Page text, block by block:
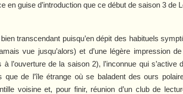
en guise d’introduction que ce début de saison 3 de
transcendant puisqu’en dépit des habituels
vue jusqu’alors) et d’une légère impression
l’ouverture de la saison 2), l’inconnue qui
que de l’île étrange où se baladent des ours
voisine et, pour finir, réunion d’un club de